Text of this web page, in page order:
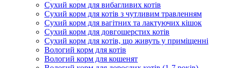
Сухий корм для вибагливих котів
Сухий корм для котів з чутливим травленням
Сухий корм для вагітних та лактуючих кішок
Сухий корм для довгошерстих котів
Сухий корм для котів, що живуть у приміщенні
Вологий корм для котів
Вологий корм для кошенят